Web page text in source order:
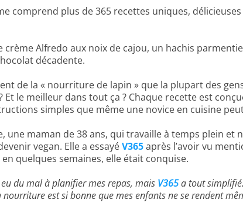
comprend plus de 365 recettes uniques,
crème Alfredo aux noix de cajou, un hachis
décadente.
de la « nourriture de lapin » que la plupart des
Et le meilleur dans tout ça ? Chaque recette est
simples que même une novice en cuisine
une maman de 38 ans, qui travaille à temps plein et
vegan. Elle a essayéV365après l’avoir vu
en quelques semaines, elle était conquise.
eu du mal à planifier mes repas, mais V365a tout simplifié.
est si bonne que mes enfants ne se rendent